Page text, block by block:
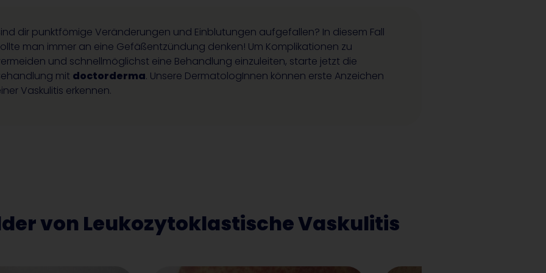
dir punktfömige Veränderungen und Einblutungen aufgefallen? In diesem Fall
man immer an eine Gefäßentzündung denken! Um Komplikationen zu
und schnellmöglichst eine Behandlung einzuleiten, starte jetzt die
mit doctorderma. Unsere DermatologInnen können erste Anzeichen
Vaskulitis erkennen.
von Leukozytoklastische Vaskulitis